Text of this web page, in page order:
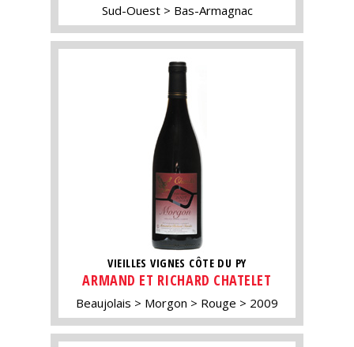
Sud-Ouest Bas-Armagnac
VIEILLES VIGNES CÔTE DU PY
ARMAND ET RICHARD CHATELET
Beaujolais Morgon Rouge 2009